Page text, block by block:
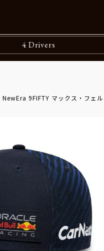
4 Drivers
9FIFTY マックス・フェ